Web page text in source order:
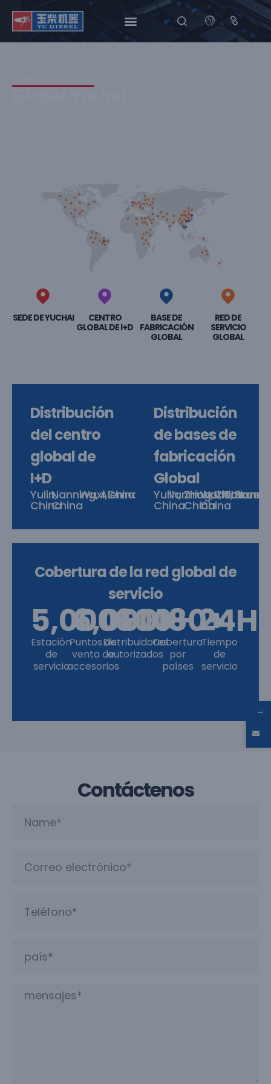
SEDE DE YUCHAI
CENTRO
GLOBAL DE I+D
BASE DE
FABRICACIÓN
GLOBAL
RED DE
SERVICIO
GLOBAL
Distribución
del centro
global de
I+D
Yulin,
China
Nanning,
China
Wuxi,China
Alemania
Distribución
de bases de
fabricación
Global
Yulin,
China
Nanning,China
Zhuhai,
China
Wuhu,
China
Vietnam
Brasil
Cobertura de la red global de
servicio
Estación
de
servicio
5,000+
Puntos de
venta de
accesorios
6,000+
Distribuidores
autorizados
600+
Cobertura
por
países
180+
Tiempo
de
servicio
24H
Contáctenos
→